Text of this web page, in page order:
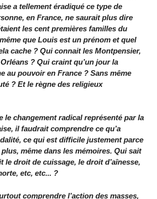
a tellement éradiqué ce type de
en France, ne saurait plus dire
les cent premières familles du
que Louis est un prénom et quel
cache ? Qui connait les Montpensier,
? Qui craint qu’un jour la
au pouvoir en France ? Sans même
? Et le règne des religieux
le changement radical représenté par la
il faudrait comprendre ce qu’a
ce qui est difficile justement parce
plus, même dans les mémoires. Qui sait
le droit de cuissage, le droit d’aînesse,
etc, etc... ?
comprendre l’action des masses,